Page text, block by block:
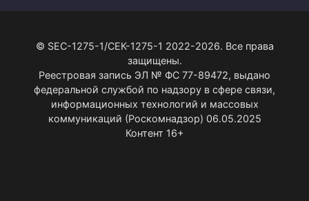
© SEC-1275-1/СЕК-1275-1 2022-2026. Все права
защищены.
Реестровая запись ЭЛ № ФС 77-89472, выдано
федеральной службой по надзору в сфере связи,
информационных технологий и массовых
коммуникаций (Роскомнадзор) 06.05.2025
Контент 16+